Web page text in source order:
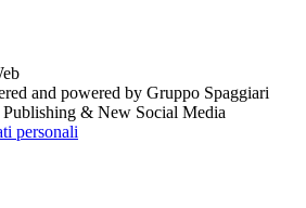
and powered by Gruppo Spaggiari
& New Social Media
personali